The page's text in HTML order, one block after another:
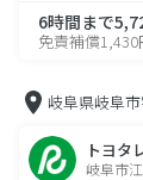
6時間まで
免責補償1,430
岐阜県岐阜
トヨタ
岐阜市